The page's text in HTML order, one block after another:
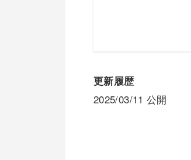
更新履歴
2025/03/11 公開